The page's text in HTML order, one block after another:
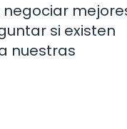
si existen
nuestras